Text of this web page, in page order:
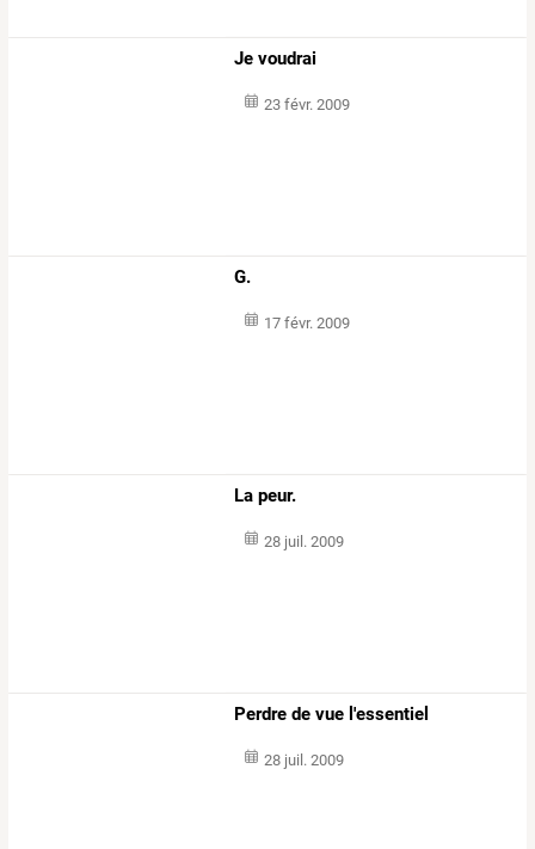
Je voudrai
23 févr. 2009
G.
17 févr. 2009
La peur.
28 juil. 2009
Perdre de vue l'essentiel
28 juil. 2009